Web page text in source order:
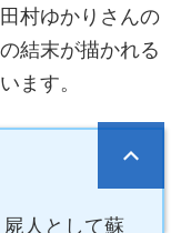
村ゆかりさんの
結末が描かれる
ます。
人として蘇